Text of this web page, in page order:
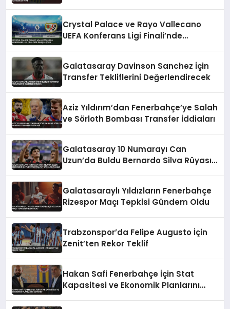
Crystal Palace ve Rayo Vallecano
UEFA Konferans Ligi Finali’nde
Galatasaray Davinson Sanchez İçin
Transfer Tekliflerini Değerlendirecek
Aziz Yıldırım’dan Fenerbahçe’ye Salah
ve Sörloth Bombası Transfer İddiaları
Galatasaray 10 Numarayı Can
Uzun’da Buldu Bernardo Silva Rüyası
Galatasaraylı Yıldızların Fenerbahçe
Rizespor Maçı Tepkisi Gündem Oldu
Trabzonspor’da Felipe Augusto İçin
Zenit’ten Rekor Teklif
Hakan Safi Fenerbahçe İçin Stat
Kapasitesi ve Ekonomik Planlarını